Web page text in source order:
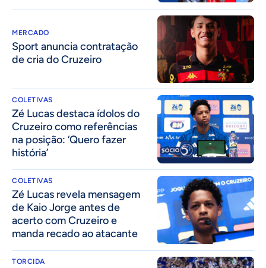
MERCADO
Sport anuncia contratação
de cria do Cruzeiro
COLETIVAS
Zé Lucas destaca ídolos do
Cruzeiro como referências
na posição: ‘Quero fazer
história’
COLETIVAS
Zé Lucas revela mensagem
de Kaio Jorge antes de
acerto com Cruzeiro e
manda recado ao atacante
TORCIDA